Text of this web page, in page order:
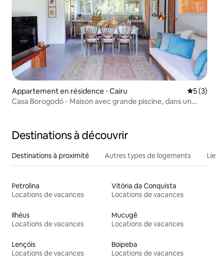
Appartement en résidence ⋅ Cairu
5 (3)
Casa Borogodó - Maison avec grande piscine, dans un
Destinations à découvrir
Destinations à proximité Autres types de logements
Petrolina
Locations de vacances
Vitória da Conquista
Locations de vacances
Ilhéus
Locations de vacances
Mucugê
Locations de vacances
Lençóis
Locations de vacances
Boipeba
Locations de vacances